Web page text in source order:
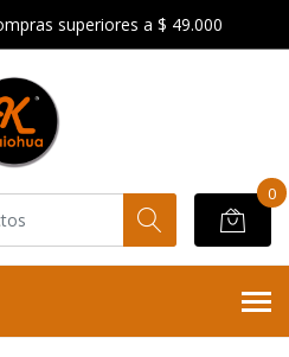
superiores a $ 49.000
0